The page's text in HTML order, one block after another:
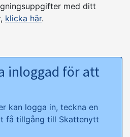
med ditt
klicka här.
inloggad för att
kan logga in, teckna en
få tillgång till Skattenytt